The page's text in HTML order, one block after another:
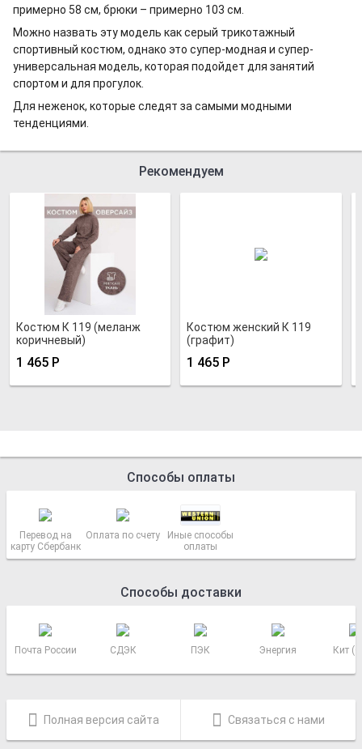
примерно 58 см, брюки – примерно 103 см.
Можно назвать эту модель как серый трикотажный
спортивный костюм, однако это супер-модная и супер-
универсальная модель, которая подойдет для занятий
спортом и для прогулок.
Для неженок, которые следят за самыми модными
тенденциями.
Рекомендуем
Костюм К 119 (меланж
коричневый)
1 465 Р
Костюм женский К 119
(графит)
1 465 Р
Способы оплаты
Перевод на
карту Сбербанк
Оплата по счету
Иные способы
оплаты
Способы доставки
Почта России СДЭК ПЭК Энергия Кит
Полная версия сайта Связаться с нами